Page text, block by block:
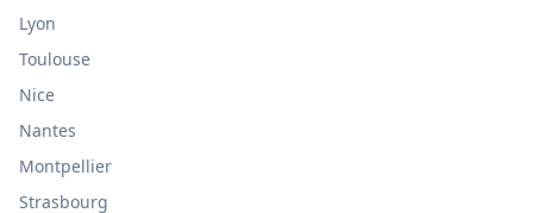
Lyon
Toulouse
Nice
Nantes
Montpellier
Strasbourg